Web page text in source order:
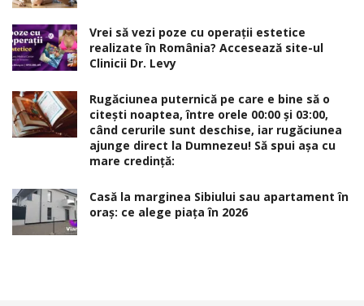
Vrei să vezi poze cu operații estetice
realizate în România? Accesează site-ul
Clinicii Dr. Levy
Rugăciunea puternică pe care e bine să o
citești noaptea, între orele 00:00 și 03:00,
când cerurile sunt deschise, iar rugăciunea
ajunge direct la Dumnezeu! Să spui așa cu
mare credință:
Casă la marginea Sibiului sau apartament în
oraș: ce alege piața în 2026